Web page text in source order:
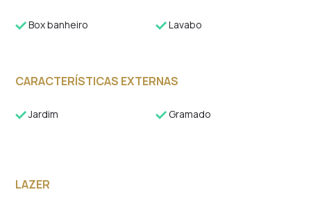
Box banheiro Lavabo
CARACTERÍSTICAS EXTERNAS
Jardim Gramado
LAZER